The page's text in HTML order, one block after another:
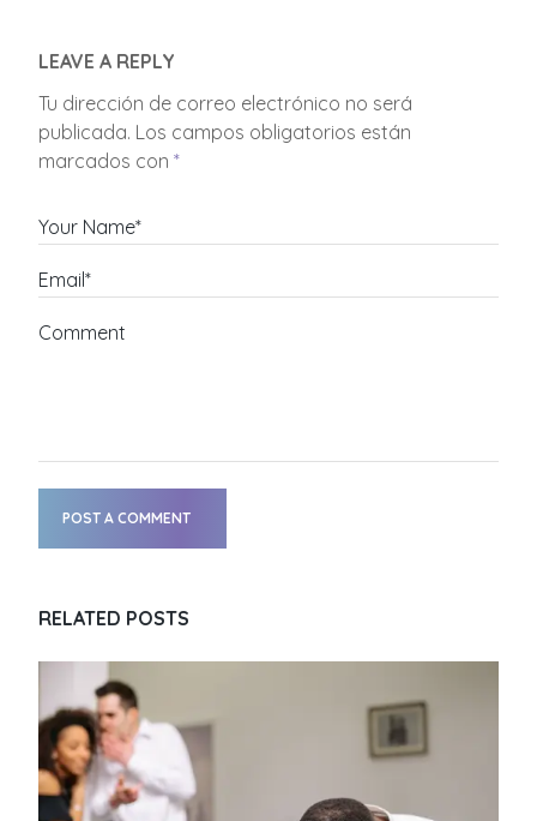
LEAVE A REPLY
Tu dirección de correo electrónico no será
publicada. Los campos obligatorios están
marcados con*
Your Name*
Email*
Comment
POST A COMMENT
RELATED POSTS